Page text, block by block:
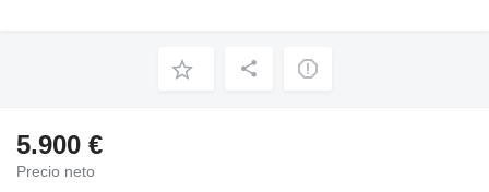
5.900 €
Precio neto